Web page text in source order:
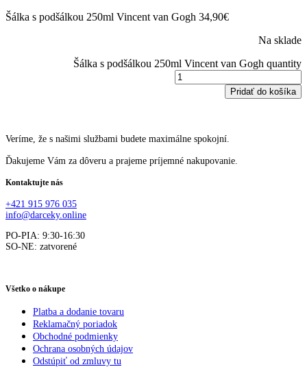
Šálka s podšálkou 250ml Vincent van Gogh 34,90€
Na sklade
Šálka s podšálkou 250ml Vincent van Gogh quantity
Pridať do košíka
Veríme, že s našimi službami budete maximálne spokojní.
Ďakujeme Vám za dôveru a prajeme príjemné nakupovanie.
Kontaktujte nás
+421 915 976 035
info@darceky.online
PO-PIA: 9:30-16:30
SO-NE: zatvorené
Všetko o nákupe
Platba a dodanie tovaru
Reklamačný poriadok
Obchodné podmienky
Ochrana osobných údajov
Odstúpiť od zmluvy tu